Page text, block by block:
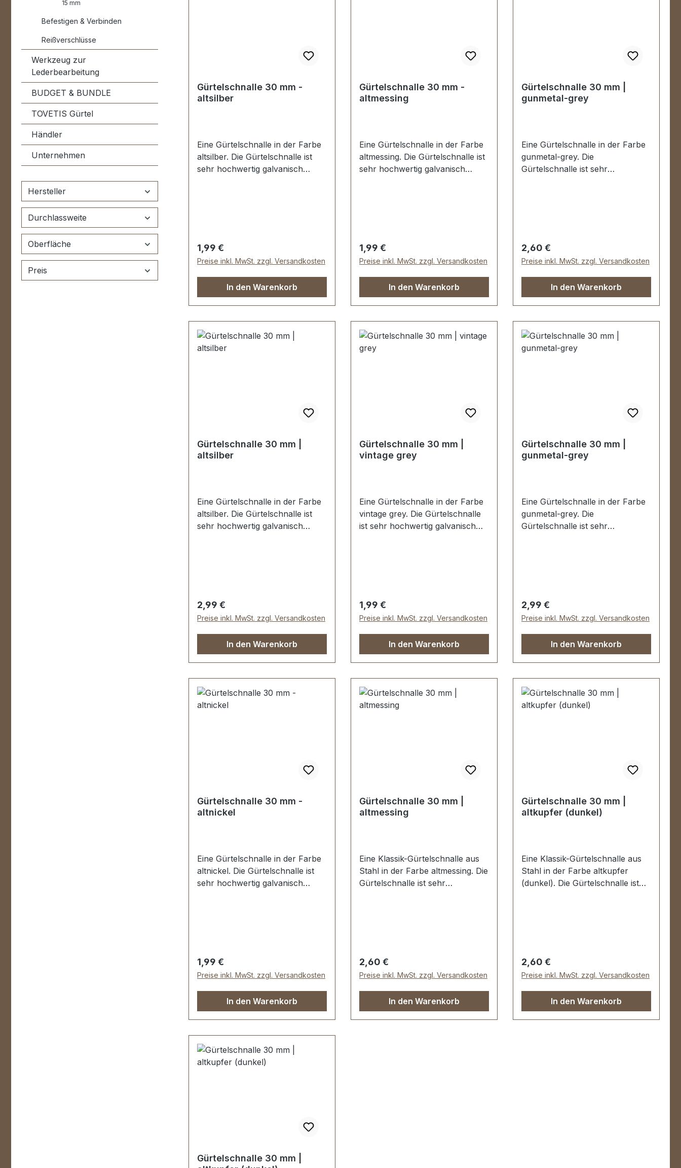
15 mm
Befestigen & Verbinden
Reißverschlüsse
Werkzeug zur
Lederbearbeitung
BUDGET & BUNDLE
TOVETIS Gürtel
Händler
Unternehmen
Hersteller
Durchlassweite
Oberfläche
Preis
Gürtelschnalle 30 mm -
altsilber
Eine Gürtelschnalle in der Farbe
altsilber. Die Gürtelschnalle ist
sehr hochwertig galvanisch
Gürtelschnalle
Regulärer Preis:
1,99 €
Preise inkl. MwSt. zzgl. Versandkosten
In den Warenkorb
Gürtelschnalle 30 mm -
altmessing
Eine Gürtelschnalle in der Farbe
altmessing. Die Gürtelschnalle ist
sehr hochwertig galvanisch
Regulärer Preis:
1,99 €
Preise inkl. MwSt. zzgl. Versandkosten
In den Warenkorb
Gürtelschnalle 30 mm |
gunmetal-grey
Eine Gürtelschnalle in der Farbe
gunmetal-grey. Die
Gürtelschnalle ist sehr
Regulärer Preis:
2,60 €
Preise inkl. MwSt. zzgl. Versandkosten
In den Warenkorb
Gürtelschnalle 30 mm |
altsilber
Eine Gürtelschnalle in der Farbe
altsilber. Die Gürtelschnalle ist
sehr hochwertig galvanisch
Regulärer Preis:
2,99 €
Preise inkl. MwSt. zzgl. Versandkosten
In den Warenkorb
Gürtelschnalle 30 mm |
vintage grey
Eine Gürtelschnalle in der Farbe
vintage grey. Die Gürtelschnalle
ist sehr hochwertig galvanisch
Regulärer Preis:
1,99 €
Preise inkl. MwSt. zzgl. Versandkosten
In den Warenkorb
Gürtelschnalle 30 mm |
gunmetal-grey
Eine Gürtelschnalle in der Farbe
gunmetal-grey. Die
Gürtelschnalle ist sehr
Regulärer Preis:
2,99 €
Preise inkl. MwSt. zzgl. Versandkosten
In den Warenkorb
Gürtelschnalle 30 mm -
altnickel
Eine Gürtelschnalle in der Farbe
altnickel. Die Gürtelschnalle ist
sehr hochwertig galvanisch
Regulärer Preis:
1,99 €
Preise inkl. MwSt. zzgl. Versandkosten
In den Warenkorb
Gürtelschnalle 30 mm |
altmessing
Eine Klassik-Gürtelschnalle aus
Stahl in der Farbe altmessing. Die
Gürtelschnalle ist sehr
Lieferumfang: 1 Stück Klassik-
Gürtelschnalle
Regulärer Preis:
2,60 €
Preise inkl. MwSt. zzgl. Versandkosten
In den Warenkorb
Gürtelschnalle 30 mm |
altkupfer (dunkel)
Eine Klassik-Gürtelschnalle aus
Stahl in der Farbe altkupfer
(dunkel). Die Gürtelschnalle ist
Regulärer Preis:
2,60 €
Preise inkl. MwSt. zzgl. Versandkosten
In den Warenkorb
Gürtelschnalle 30 mm |